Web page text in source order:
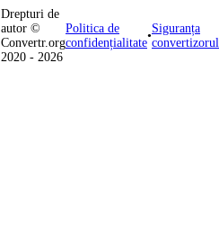
Drepturi de
autor ©
Convertr.org
2020 - 2026
Politica de
confidențialitate
•
Siguranța